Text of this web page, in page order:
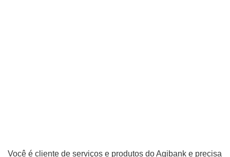
Você é cliente de serviços e produtos do Agibank e precisa